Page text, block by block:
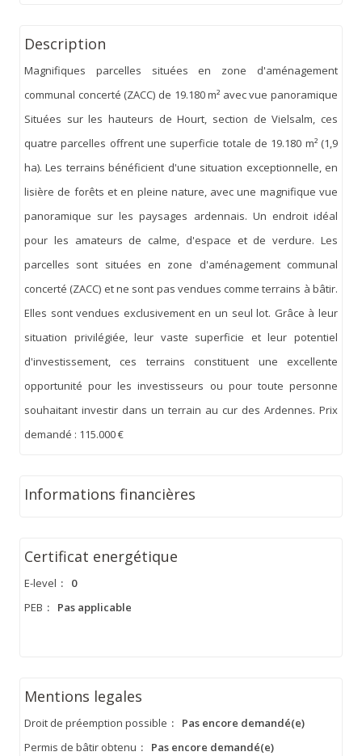
Description
Magnifiques parcelles situées en zone d'aménagement
communal concerté (ZACC) de 19.180 m² avec vue panoramique
Situées sur les hauteurs de Hourt, section de Vielsalm, ces
quatre parcelles offrent une superficie totale de 19.180 m² (1,9
ha). Les terrains bénéficient d'une situation exceptionnelle, en
lisière de forêts et en pleine nature, avec une magnifique vue
panoramique sur les paysages ardennais. Un endroit idéal
pour les amateurs de calme, d'espace et de verdure. Les
parcelles sont situées en zone d'aménagement communal
concerté (ZACC) et ne sont pas vendues comme terrains à bâtir.
Elles sont vendues exclusivement en un seul lot. Grâce à leur
situation privilégiée, leur vaste superficie et leur potentiel
d'investissement, ces terrains constituent une excellente
opportunité pour les investisseurs ou pour toute personne
souhaitant investir dans un terrain au cur des Ardennes. Prix
demandé : 115.000 €
Informations financières
Certificat energétique
E-level :
0
PEB : Pas applicable
Mentions legales
Droit de préemption possible :
Pas encore demandé(e)
Permis de bâtir obtenu :
Pas encore demandé(e)